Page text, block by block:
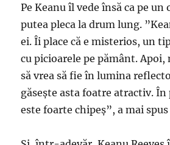
Pe Keanu îl vede însă ca pe un
putea pleca la drum lung.
ei. Îi place că e misterios, un
cu picioarele pe pământ. Apoi,
să vrea să fie în lumina
găsește asta foatre atractiv. În
este foarte chipeș”, a mai spus